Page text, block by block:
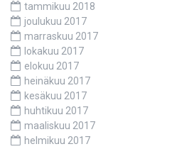
tammikuu 2018
joulukuu 2017
marraskuu 2017
lokakuu 2017
elokuu 2017
heinäkuu 2017
kesäkuu 2017
huhtikuu 2017
maaliskuu 2017
helmikuu 2017